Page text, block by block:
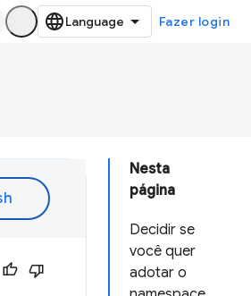
Fazer login
Nesta
página
Decidir se
você quer
adotar o